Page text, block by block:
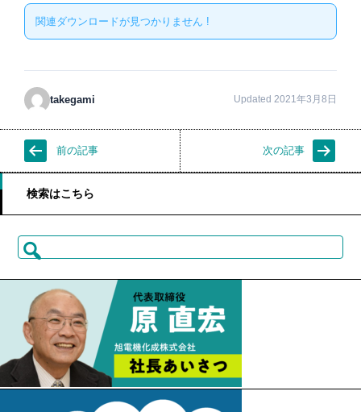
関連ダウンロードが見つかりません !
takegami Updated 2021年3月8日
前の記事 次の記事
検索はこちら
検
索: